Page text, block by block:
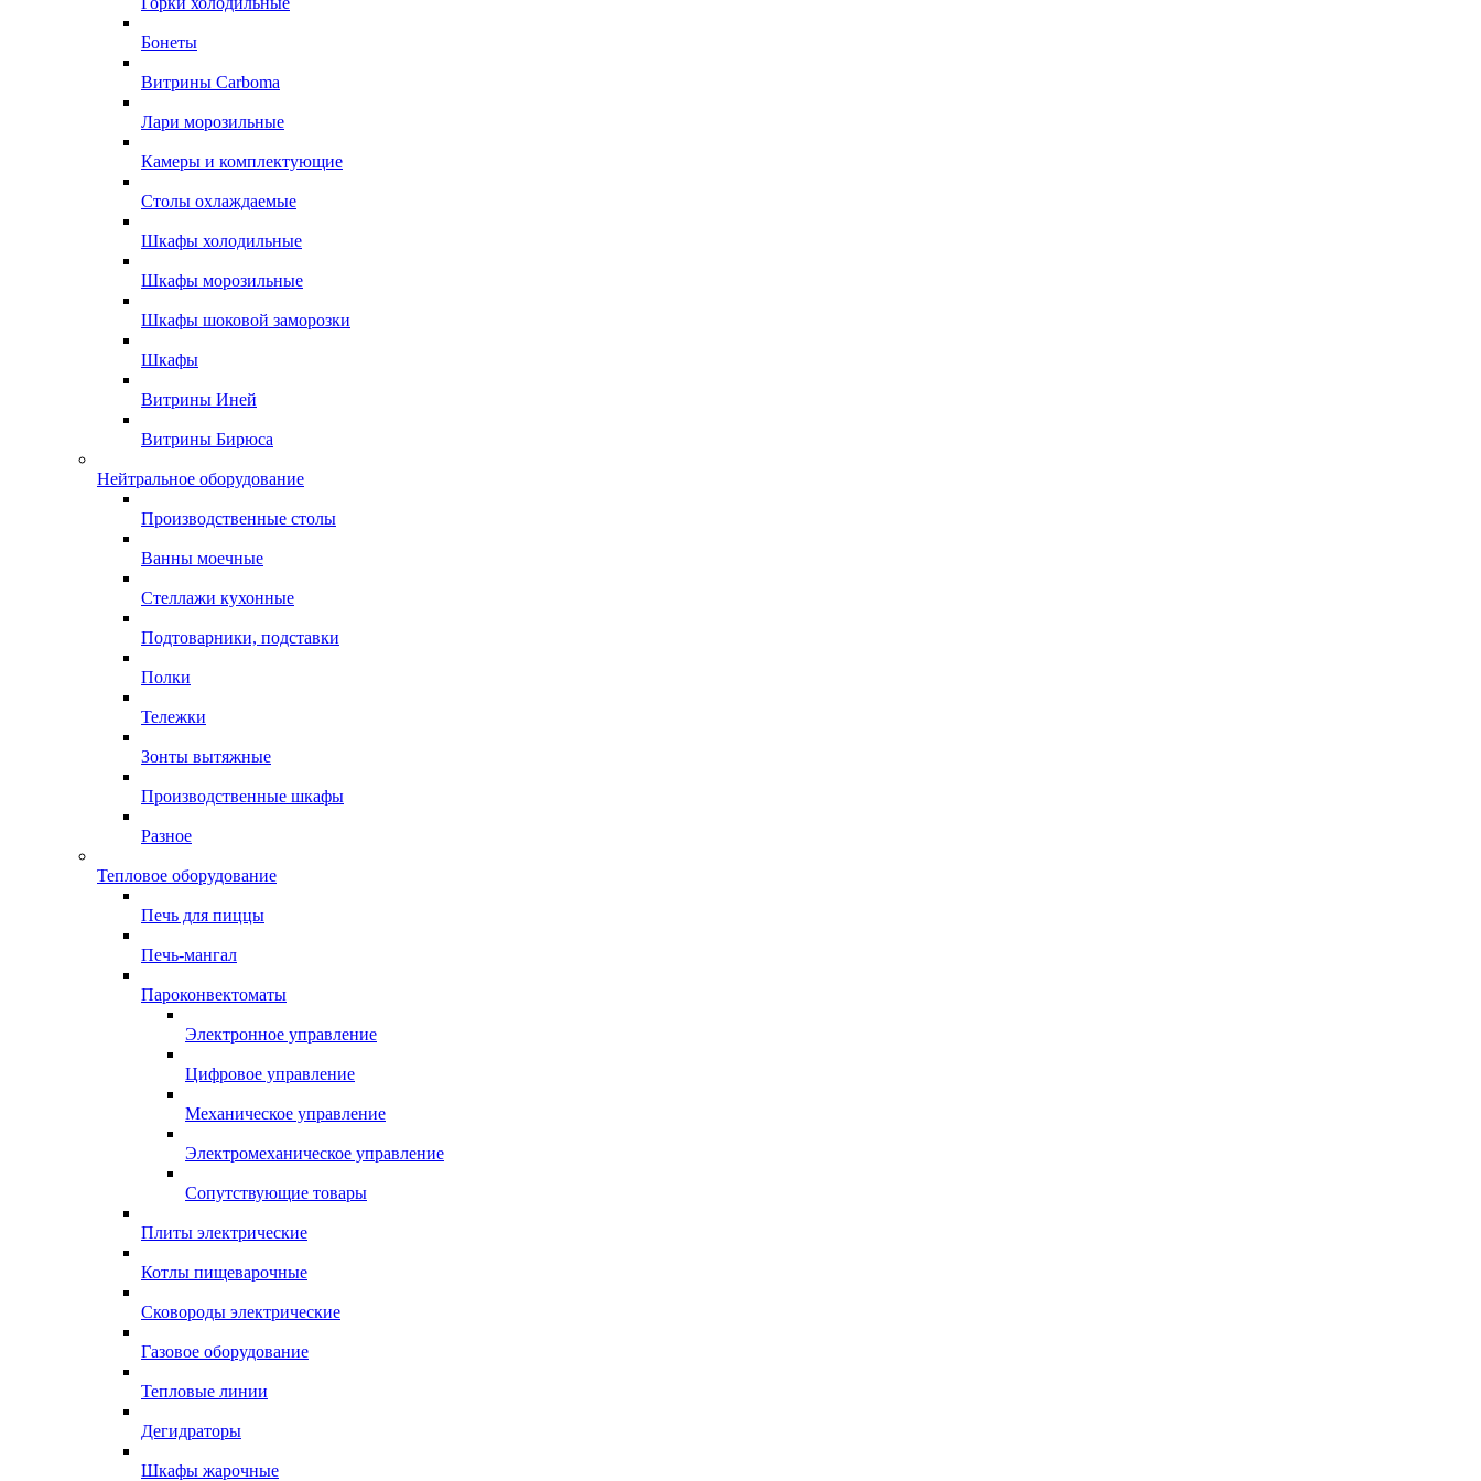
Бонеты
Витрины Carboma
Лари морозильные
Камеры и комплектующие
Столы охлаждаемые
Шкафы холодильные
Шкафы морозильные
Шкафы шоковой заморозки
Шкафы
Витрины Иней
Витрины Бирюса
Нейтральное оборудование
Производственные столы
Ванны моечные
Стеллажи кухонные
Подтоварники, подставки
Полки
Тележки
Зонты вытяжные
Производственные шкафы
Разное
Тепловое оборудование
Печь для пиццы
Печь-мангал
Пароконвектоматы
Электронное управление
Цифровое управление
Механическое управление
Электромеханическое управление
Сопутствующие товары
Плиты электрические
Котлы пищеварочные
Сковороды электрические
Газовое оборудование
Тепловые линии
Дегидраторы
Шкафы жарочные